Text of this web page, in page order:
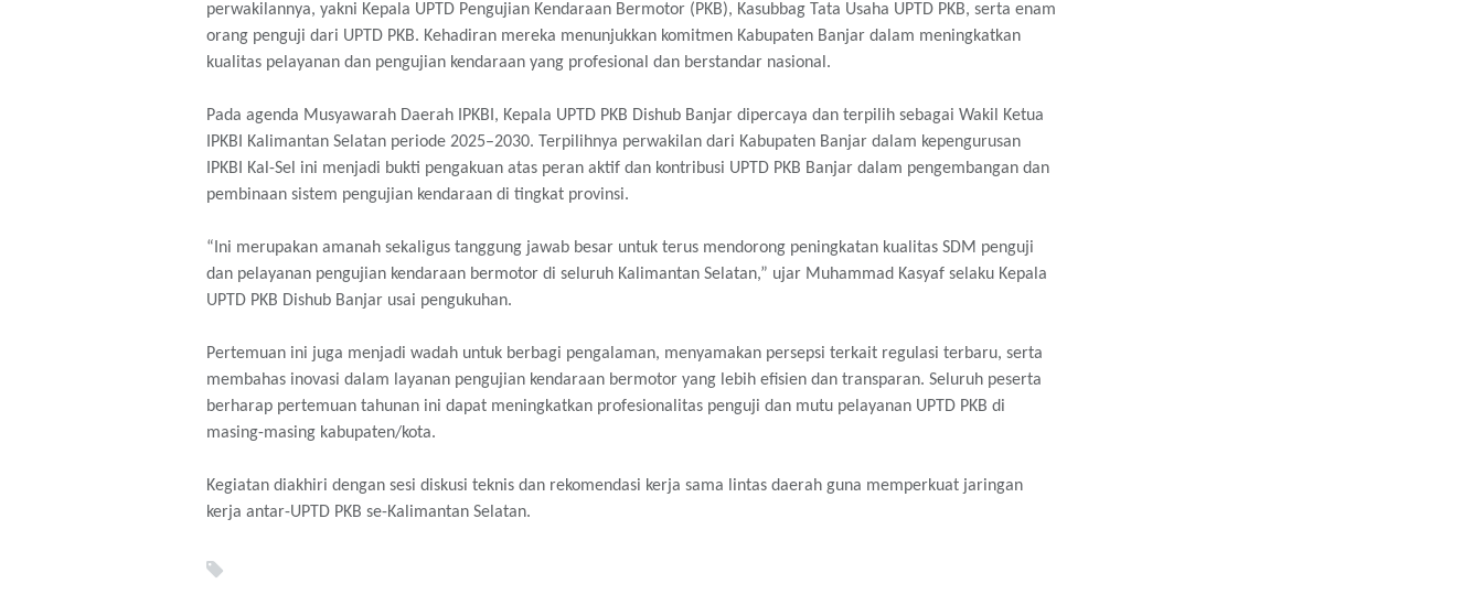
perwakilannya, yakni Kepala UPTD Pengujian Kendaraan Bermotor (PKB), Kasubbag Tata Usaha UPTD PKB, serta enam
orang penguji dari UPTD PKB. Kehadiran mereka menunjukkan komitmen Kabupaten Banjar dalam meningkatkan
kualitas pelayanan dan pengujian kendaraan yang profesional dan berstandar nasional.
Pada agenda Musyawarah Daerah IPKBI, Kepala UPTD PKB Dishub Banjar dipercaya dan terpilih sebagai Wakil Ketua
IPKBI Kalimantan Selatan periode 2025–2030. Terpilihnya perwakilan dari Kabupaten Banjar dalam kepengurusan
IPKBI Kal-Sel ini menjadi bukti pengakuan atas peran aktif dan kontribusi UPTD PKB Banjar dalam pengembangan dan
pembinaan sistem pengujian kendaraan di tingkat provinsi.
“Ini merupakan amanah sekaligus tanggung jawab besar untuk terus mendorong peningkatan kualitas SDM penguji
dan pelayanan pengujian kendaraan bermotor di seluruh Kalimantan Selatan,” ujar Muhammad Kasyaf selaku Kepala
UPTD PKB Dishub Banjar usai pengukuhan.
Pertemuan ini juga menjadi wadah untuk berbagi pengalaman, menyamakan persepsi terkait regulasi terbaru, serta
membahas inovasi dalam layanan pengujian kendaraan bermotor yang lebih efisien dan transparan. Seluruh peserta
berharap pertemuan tahunan ini dapat meningkatkan profesionalitas penguji dan mutu pelayanan UPTD PKB di
masing-masing kabupaten/kota.
Kegiatan diakhiri dengan sesi diskusi teknis dan rekomendasi kerja sama lintas daerah guna memperkuat jaringan
kerja antar-UPTD PKB se-Kalimantan Selatan.